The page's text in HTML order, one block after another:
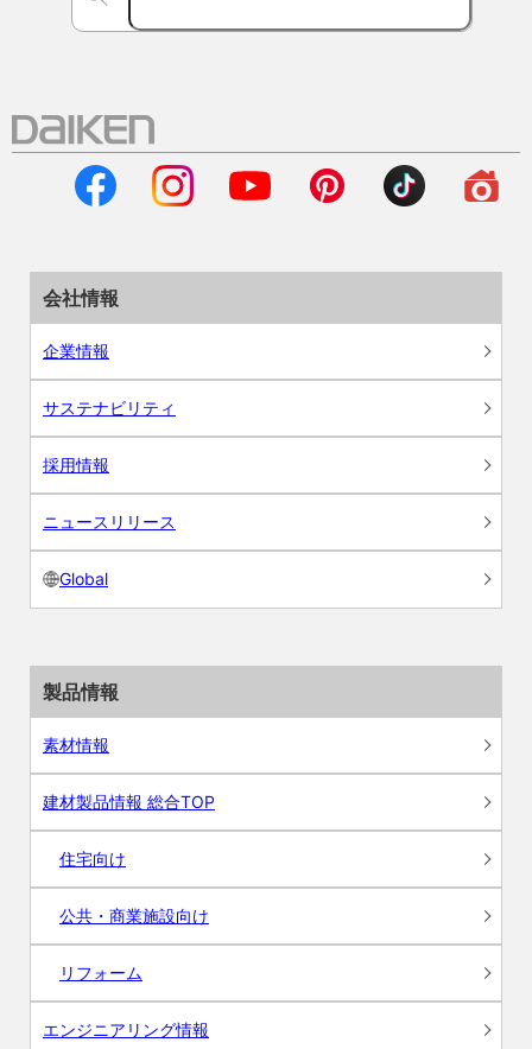
会社情報
企業情報
サステナビリティ
採用情報
ニュースリリース
Global
製品情報
素材情報
建材製品情報 総合TOP
住宅向け
公共・商業施設向け
リフォーム
エンジニアリング情報